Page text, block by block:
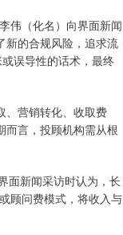
伟（化名）向界面新闻
新的合规风险，追求流
误导性的话术，最终
营销转化、收取费
而言，投顾机构需从根
面新闻采访时认为，长
顾问费模式，将收入与